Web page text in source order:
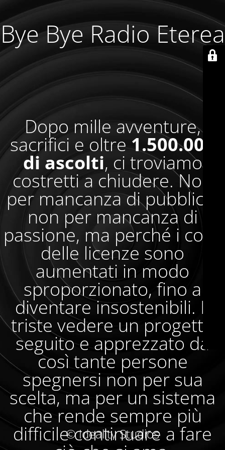
Bye Bye Radio Eterea
Dopo mille avventure,
sacrifici e oltre1.500.000
di ascolti, ci troviamo
costretti a chiudere. Non
per mancanza di pubblico,
non per mancanza di
passione, ma perché i costi
delle licenze sono
aumentati in modo
sproporzionato, fino a
diventare insostenibili. È
triste vedere un progetto
seguito e apprezzato da
così tante persone
spegnersi non per sua
scelta, ma per un sistema
che rende sempre più
difficile continuare a fare
© Ideality Studios